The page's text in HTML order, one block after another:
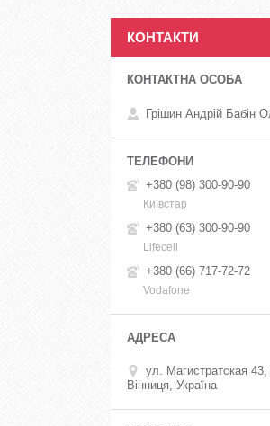
КОНТАКТИ
Грішин Андрій Бабін
+380 (98) 300-90-90
Київстар
+380 (63) 300-90-90
Lifecell
+380 (66) 717-72-72
Vodafone
ул. Магистратская 43,
Вінниця, Україна